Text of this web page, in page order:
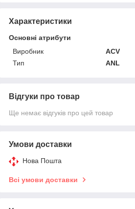
Характеристики
Основні атрибути
Виробник
ACV
Тип
ANL
Відгуки про товар
Ще немає відгуків про цей товар
Умови доставки
Нова Пошта
Всі умови доставки